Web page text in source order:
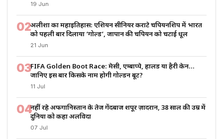
19 Jun
02अलीशा का महाइतिहास: एशियन सीनियर कराटे चैंपियनशिप में भारत
को पहली बार दिलाया ‘गोल्ड’, जापान की चैंपियन को चटाई धूल
21 Jun
03FIFA Golden Boot Race: मेसी, एम्बाप्पे, हालैंड या हैरी केन…
जानिए इस बार किसके नाम होगी गोल्डन बूट?
11 Jul
04नहीं रहे अफगानिस्तान के तेज गेंदबाज शपूर ज़ादरान, 38 साल की उम्र में
दुनिया को कहा अलविदा
07 Jul